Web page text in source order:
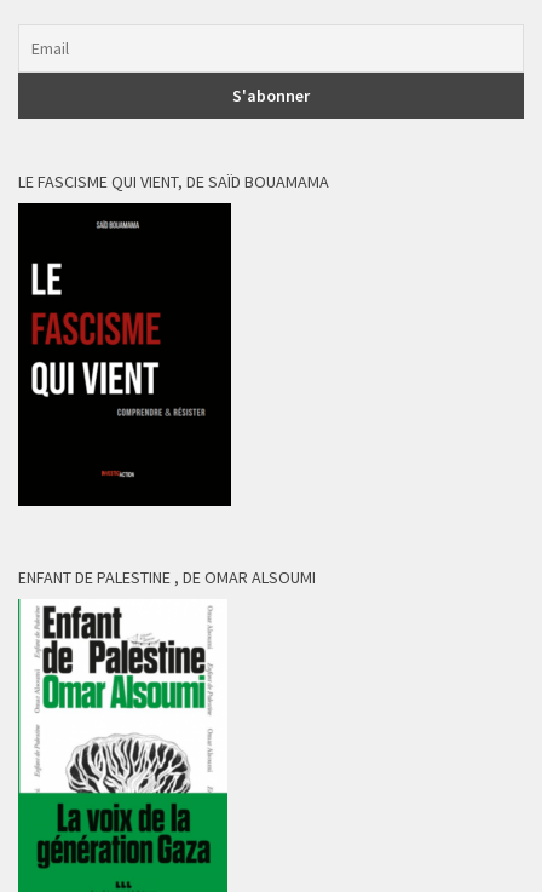
LE FASCISME QUI VIENT, DE SAÏD BOUAMAMA
ENFANT DE PALESTINE , DE OMAR ALSOUMI